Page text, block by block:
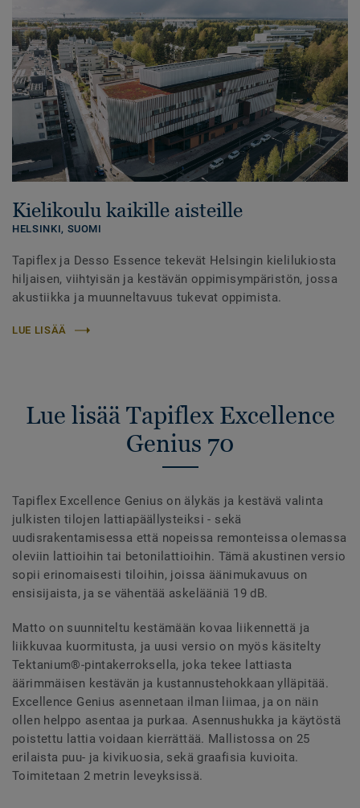
Kielikoulu kaikille aisteille
HELSINKI, SUOMI
Tapiflex ja Desso Essence tekevät Helsingin kielilukiosta
hiljaisen, viihtyisän ja kestävän oppimisympäristön, jossa
akustiikka ja muunneltavuus tukevat oppimista.
LUE LISÄÄ
Lue lisää Tapiflex Excellence
Genius 70
Tapiflex Excellence Genius on älykäs ja kestävä valinta
julkisten tilojen lattiapäällysteiksi - sekä
uudisrakentamisessa että nopeissa remonteissa olemassa
oleviin lattioihin tai betonilattioihin. Tämä akustinen versio
sopii erinomaisesti tiloihin, joissa äänimukavuus on
ensisijaista, ja se vähentää askelääniä 19 dB.
Matto on suunniteltu kestämään kovaa liikennettä ja
liikkuvaa kuormitusta, ja uusi versio on myös käsitelty
Tektanium®-pintakerroksella, joka tekee lattiasta
äärimmäisen kestävän ja kustannustehokkaan ylläpitää.
Excellence Genius asennetaan ilman liimaa, ja on näin
ollen helppo asentaa ja purkaa. Asennushukka ja käytöstä
poistettu lattia voidaan kierrättää. Mallistossa on 25
erilaista puu- ja kivikuosia, sekä graafisia kuvioita.
Toimitetaan 2 metrin leveyksissä.